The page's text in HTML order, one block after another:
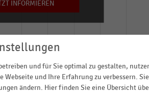
INFORMIEREN
und für Sie optimal zu gestalten,
Webseite und Ihre Erfahrung zu verbessern.
ändern. Hier finden Sie eine Übersicht